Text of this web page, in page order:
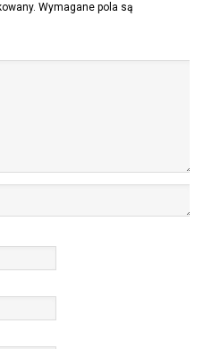
Wymagane pola są